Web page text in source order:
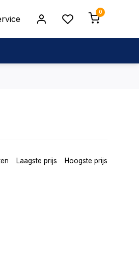
0
Laagste prijs Hoogste prijs